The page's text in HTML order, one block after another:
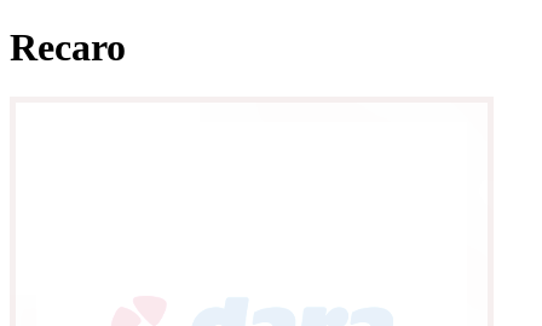
Recaro